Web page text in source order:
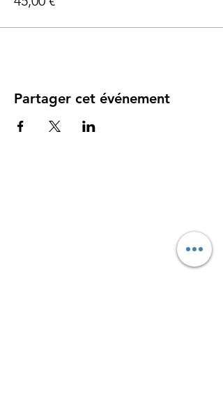
Partager cet événement